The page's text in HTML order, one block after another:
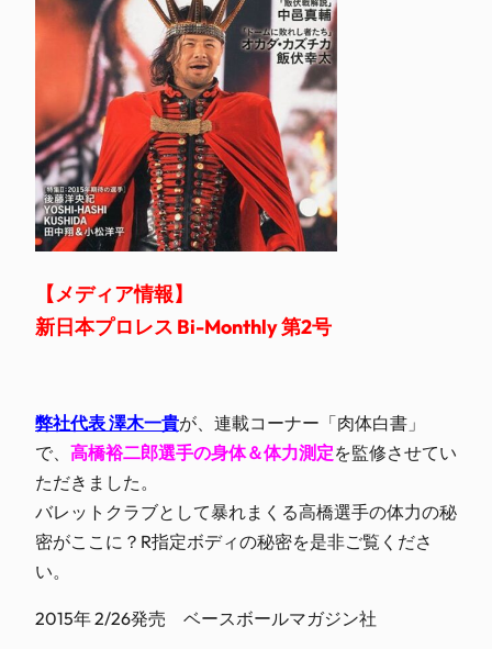
【メディア情報】
新日本プロレス Bi-Monthly 第2号
弊社代表 澤木一貴が、連載コーナー「肉体白書」
で、 高橋裕二郎選手の身体＆体力測定を監修させてい
ただきました。
バレットクラブとして暴れまくる高橋選手の体力の秘
密がここに？R指定ボディの秘密を是非ご覧くださ
い。
2015年 2/26発売 ベースボールマガジン社